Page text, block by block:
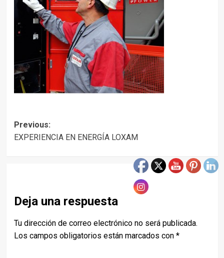
Post
Previous:
EXPERIENCIA EN ENERGÍA LOXAM
Deja una respuesta
Tu dirección de correo electrónico no será publicada.
Los campos obligatorios están marcados con *